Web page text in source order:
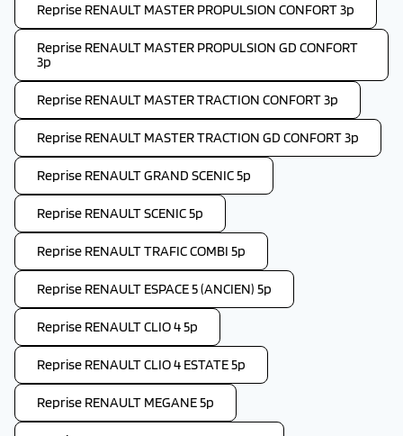
Reprise RENAULT MASTER PROPULSION CONFORT 3p
Reprise RENAULT MASTER PROPULSION GD CONFORT
3p
Reprise RENAULT MASTER TRACTION CONFORT 3p
Reprise RENAULT MASTER TRACTION GD CONFORT 3p
Reprise RENAULT GRAND SCENIC 5p
Reprise RENAULT SCENIC 5p
Reprise RENAULT TRAFIC COMBI 5p
Reprise RENAULT ESPACE 5 (ANCIEN) 5p
Reprise RENAULT CLIO 4 5p
Reprise RENAULT CLIO 4 ESTATE 5p
Reprise RENAULT MEGANE 5p